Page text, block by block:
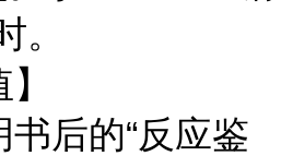
。
后的“反应鉴